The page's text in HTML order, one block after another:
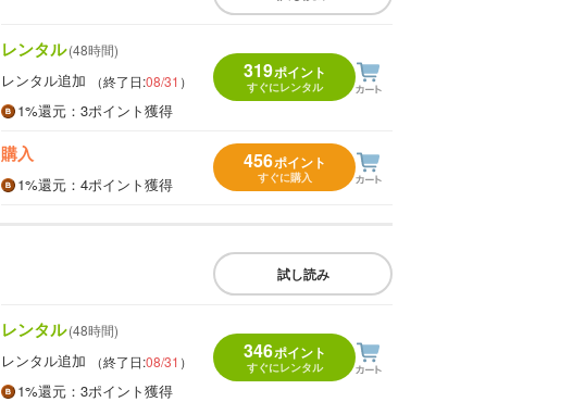
レンタル(48時間)
レンタル追加 （終了日:08/31 ）
1%還元 ：3ポイント獲得
319ポイント
すぐにレンタル
購入
1%還元 ：4ポイント獲得
456ポイント
すぐに購入
試し読み
レンタル(48時間)
レンタル追加 （終了日:08/31 ）
1%還元 ：3ポイント獲得
346ポイント
すぐにレンタル